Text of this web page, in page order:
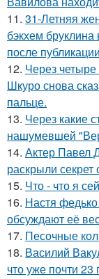
11. 31-Летняя
бэкхем
после
12. Через
Шкуро снова
пальце.
13. Через какие
нашумевшей
14. Актер Павел
раскрыли
15. Что - что я
16. Настя
обсуждают её
17. Песочные
18. Василий
что уже почти